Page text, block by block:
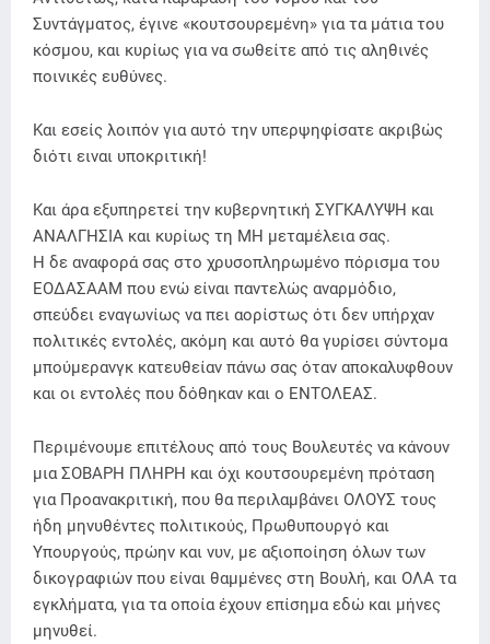
Συντάγματος, έγινε «κουτσουρεμένη» για τα μάτια του
κόσμου, και κυρίως για να σωθείτε από τις αληθινές
ποινικές ευθύνες.
Και εσείς λοιπόν για αυτό την υπερψηφίσατε ακριβώς
διότι ειναι υποκριτική!
Και άρα εξυπηρετεί την κυβερνητική ΣΥΓΚΑΛΥΨΗ και
ΑΝΑΛΓΗΣΙΑ και κυρίως τη ΜΗ μεταμέλεια σας.
Η δε αναφορά σας στο χρυσοπληρωμένο πόρισμα του
ΕΟΔΑΣΑΑΜ που ενώ είναι παντελώς αναρμόδιο,
σπεύδει εναγωνίως να πει αορίστως ότι δεν υπήρχαν
πολιτικές εντολές, ακόμη και αυτό θα γυρίσει σύντομα
μπούμερανγκ κατευθείαν πάνω σας όταν αποκαλυφθουν
και οι εντολές που δόθηκαν και ο ΕΝΤΟΛΕΑΣ.
Περιμένουμε επιτέλους από τους Βουλευτές να κάνουν
μια ΣΟΒΑΡΗ ΠΛΗΡΗ και όχι κουτσουρεμένη πρόταση
για Προανακριτική, που θα περιλαμβάνει ΟΛΟΥΣ τους
ήδη μηνυθέντες πολιτικούς, Πρωθυπουργό και
Υπουργούς, πρώην και νυν, με αξιοποίηση όλων των
δικογραφιών που είναι θαμμένες στη Βουλή, και ΟΛΑ τα
εγκλήματα, για τα οποία έχουν επίσημα εδώ και μήνες
μηνυθεί.